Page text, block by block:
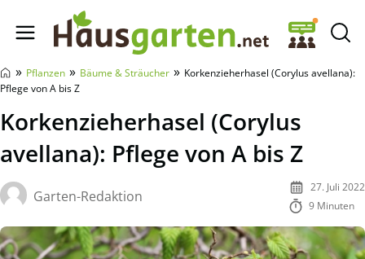
Hausgarten.net
» Pflanzen » Bäume & Sträucher » Korkenzieherhasel (Corylus avellana):
Pflege von A bis Z
Korkenzieherhasel (Corylus
avellana): Pflege von A bis Z
Garten-Redaktion
27. Juli 2022
9 Minuten